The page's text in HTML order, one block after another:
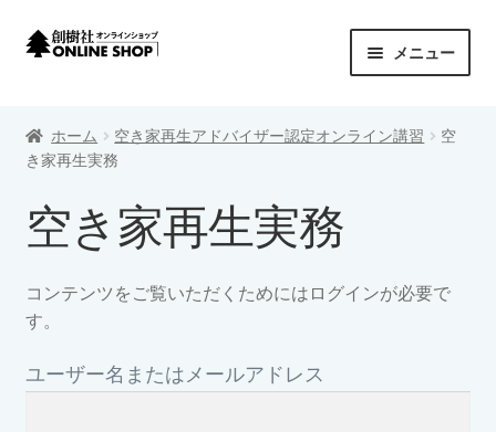
ナ
ー
シ
ン
へ
キ
ッ
コ
ン
ツ
ス
キ
プ
メニュー
商品カテゴリーから探す
ー
シリーズから探す
ニ
プライバシーポリシー
特定商取引法に基づく表示
ホーム 空き家再生アドバイザー認定オンライン講習
空
き家再生実務
空き家再生実務
コンテンツをご覧いただくためにはログインが必要で
す。
ユーザー名またはメールアドレス